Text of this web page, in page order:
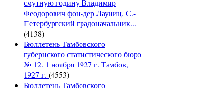
смутную годину Владимир
Феодорович фон-дер Лауниц, С.-
Петербургский градоначальник...
(4138)
Бюллетень Тамбовского
губернского статистического бюро
№ 12. 1 ноября 1927 г. Тамбов,
1927 г. (4553)
Бюллетень Тамбовского